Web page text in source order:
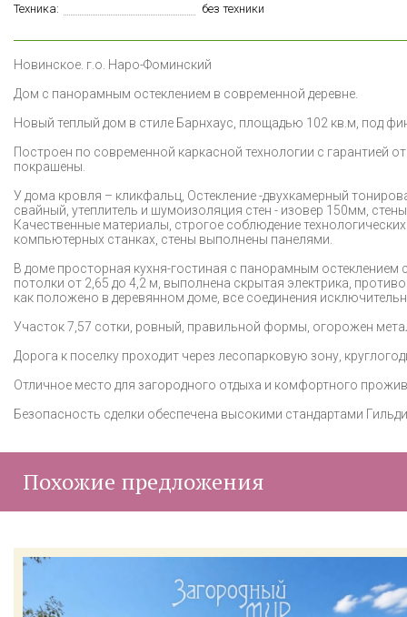
Техника:
без техники
Новинское. г.о. Наро-Фоминский
Дом с панорамным остеклением в современной деревне.
Новый теплый дом в стиле Барнхаус, площадью 102 кв.м, под
Построен по современной каркасной технологии с гарантией
покрашены.
У дома кровля – кликфальц, Остекление -двухкамерный
свайный, утеплитель и шумоизоляция стен - изовер 150мм,
Качественные материалы, строгое соблюдение
компьютерных станках, стены выполнены панелями.
В доме просторная кухня-гостиная с панорамным
потолки от 2,65 до 4,2 м, выполнена скрытая электрика,
как положено в деревянном доме, все соединения
Участок 7,57 сотки, ровный, правильной формы, огорожен
Дорога к поселку проходит через лесопарковую зону,
Отличное место для загородного отдыха и комфортного
Безопасность сделки обеспечена высокими стандартами
Похожие предложения